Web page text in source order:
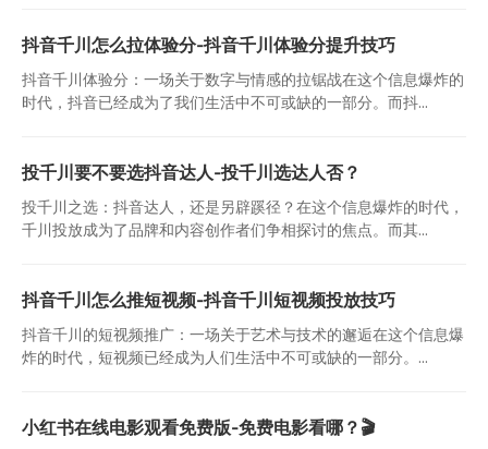
抖音千川怎么拉体验分-抖音千川体验分提升技巧
抖音千川体验分：一场关于数字与情感的拉锯战在这个信息爆炸的
时代，抖音已经成为了我们生活中不可或缺的一部分。而抖...
投千川要不要选抖音达人-投千川选达人否？
投千川之选：抖音达人，还是另辟蹊径？在这个信息爆炸的时代，
千川投放成为了品牌和内容创作者们争相探讨的焦点。而其...
抖音千川怎么推短视频-抖音千川短视频投放技巧
抖音千川的短视频推广：一场关于艺术与技术的邂逅在这个信息爆
炸的时代，短视频已经成为人们生活中不可或缺的一部分。...
小红书在线电影观看免费版-免费电影看哪？🎬